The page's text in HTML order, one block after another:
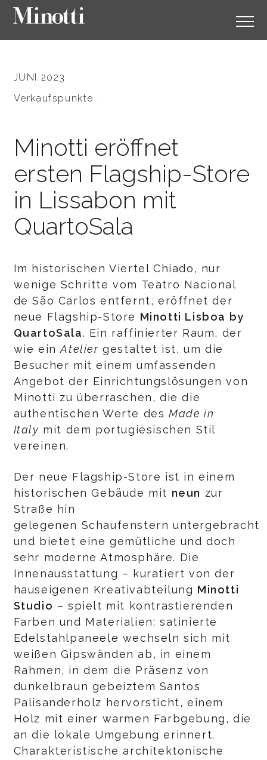
JUNI 2023
Verkaufspunkte .
Minotti eröffnet
ersten Flagship-Store
in Lissabon mit
QuartoSala
Im historischen Viertel Chiado, nur
wenige Schritte vom Teatro Nacional
de São Carlos entfernt, eröffnet der
neue Flagship-Store Minotti Lisboa by
QuartoSala. Ein raffinierter Raum, der
wie einAtelier gestaltet ist, um die
Besucher mit einem umfassenden
Angebot der Einrichtungslösungen von
Minotti zu überraschen, die die
authentischen Werte des Made in
Italy mit dem portugiesischen Stil
vereinen.
Der neue Flagship-Store ist in einem
historischen Gebäude mit neun zur
Straße hin
gelegenen Schaufenstern untergebracht
und bietet eine gemütliche und doch
sehr moderne Atmosphäre. Die
Innenausstattung – kuratiert von der
hauseigenen Kreativabteilung Minotti
Studio – spielt mit kontrastierenden
Farben und Materialien: satinierte
Edelstahlpaneele wechseln sich mit
weißen Gipswänden ab, in einem
Rahmen, in dem die Präsenz von
dunkelbraun gebeiztem Santos
Palisanderholz hervorsticht, einem
Holz mit einer warmen Farbgebung, die
an die lokale Umgebung erinnert.
Charakteristische architektonische